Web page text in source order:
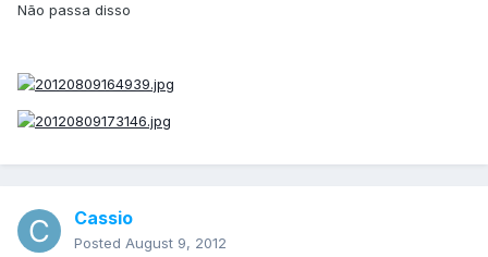
Não passa disso
Cassio
Posted August 9, 2012